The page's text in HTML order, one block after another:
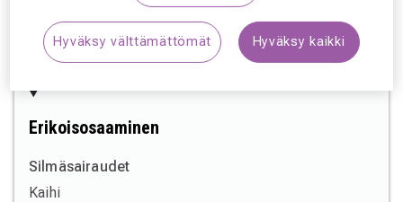
vuotta leikkauksesta.
Erikoisosaaminen
Silmäsairaudet
Kaihi
Hyväksy välttämättömät Hyväksy kaikki